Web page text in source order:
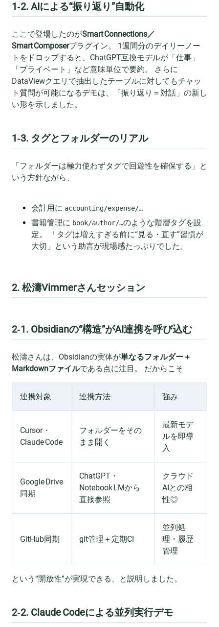
1‑2. AIによる“振り返り”自動化
ここで登場したのがSmart Connections／
Smart Composerプラグイン。 1週間分のデイリーノー
トをドロップすると、ChatGPT互換モデルが「仕事」
「プライベート」など意味単位で要約。 さらに
DataViewクエリで抽出したテーブルに対してもチャッ
ト質問が可能になるデモは、「振り返り＝対話」の新し
い形を示しました。
1‑3. タグとフォルダーのリアル
「フォルダーは極力使わずタグで回遊性を確保する」と
いう方針ながら、
会計用に accounting/expense/…
書籍管理に book/author/…のような階層タグを設
定。 「タグは増えすぎる前に“見る・直す”習慣が
大切」という助言が現場感たっぷりでした。
2. 松濤Vimmerさんセッション
2‑1. Obsidianの“構造”がAI連携を呼び込む
松濤さんは、Obsidianの実体が単なるフォルダー＋
Markdownファイルである点に注目。 だからこそ
連携対象 連携方法 強み
Cursor・
Claude Code
フォルダーをその
まま開く
最新モデ
ルを即導
入
Google Drive
同期
ChatGPT・
Notebook LMから
直接参照
クラウド
AIとの相
性◎
GitHub同期 git管理＋定期CI
並列処
理・履歴
管理
という“開放性”が実現できる、と説明しました。
2‑2. Claude Codeによる並列実行デモ